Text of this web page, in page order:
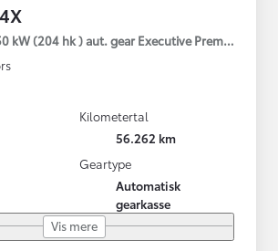
kW (204 hk ) aut. gear Executive Premium
Kilometertal
56.262 km
Geartype
Automatisk
gearkasse
Vis mere